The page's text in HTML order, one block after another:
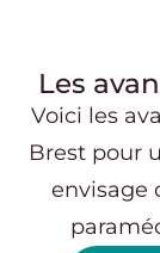
Les
Voici les
Brest pour
envisage